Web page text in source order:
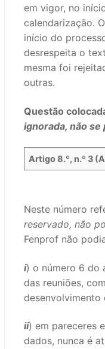
em vigor, no
calendarização.
início do
desrespeita o
mesma foi
outras.
Questão
ignorada, não
Artigo 8.º, n.º 3
Neste número
reservado, não
Fenprof não
i) o número 6 do
das reuniões,
desenvolvimento
ii) em pareceres
dados, nunca é